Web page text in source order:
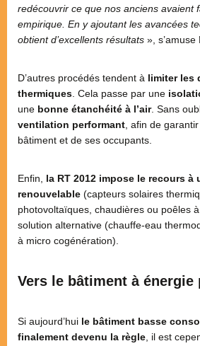
redécouvrir ce que nos anciens avaient
empirique. En y ajoutant les avancées
obtient d’excellents résultats »,
D’autres procédés tendent à limiter les
thermiques. Cela passe par une
une bonne étanchéité à l’air. Sans
ventilation performant, afin de
bâtiment et de ses occupants.
Enfin, la RT 2012 impose le recours à
renouvelable (capteurs solaires
photovoltaïques, chaudières ou poêles
solution alternative (chauffe-eau
à micro cogénération).
Vers le bâtiment à énergie
Si aujourd’hui le bâtiment basse
finalement devenu la règle, il est